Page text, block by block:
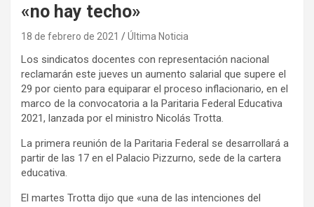
«no hay techo»
18 de febrero de 2021 Última Noticia
Los sindicatos docentes con representación nacional
reclamarán este jueves un aumento salarial que supere el
29 por ciento para equiparar el proceso inflacionario, en el
marco de la convocatoria a la Paritaria Federal Educativa
2021, lanzada por el ministro Nicolás Trotta.
La primera reunión de la Paritaria Federal se desarrollará a
partir de las 17 en el Palacio Pizzurno, sede de la cartera
educativa.
El martes Trotta dijo que «una de las intenciones del